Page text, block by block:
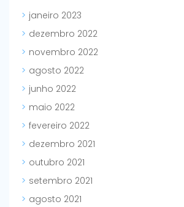
janeiro 2023
dezembro 2022
novembro 2022
agosto 2022
junho 2022
maio 2022
fevereiro 2022
dezembro 2021
outubro 2021
setembro 2021
agosto 2021